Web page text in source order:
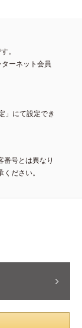
。
ーネット会員
」にて設定でき
番号とは異なり
ださい。